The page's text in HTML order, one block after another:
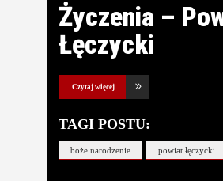
Życzenia –
Łęczycki
Czytaj więcej
TAGI POSTU:
boże narodzenie powiat łęczycki